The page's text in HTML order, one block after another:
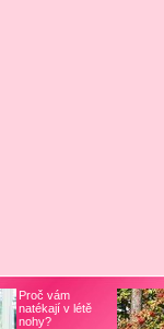
Proč vám
natékají v létě
nohy?